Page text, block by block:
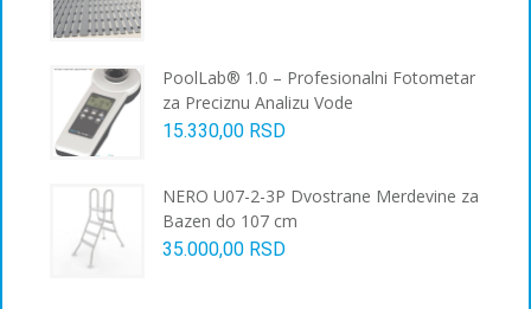
PoolLab® 1.0 – Profesionalni Fotometar
za Preciznu Analizu Vode
15.330,00 RSD
NERO U07-2-3P Dvostrane Merdevine za
Bazen do 107 cm
35.000,00 RSD